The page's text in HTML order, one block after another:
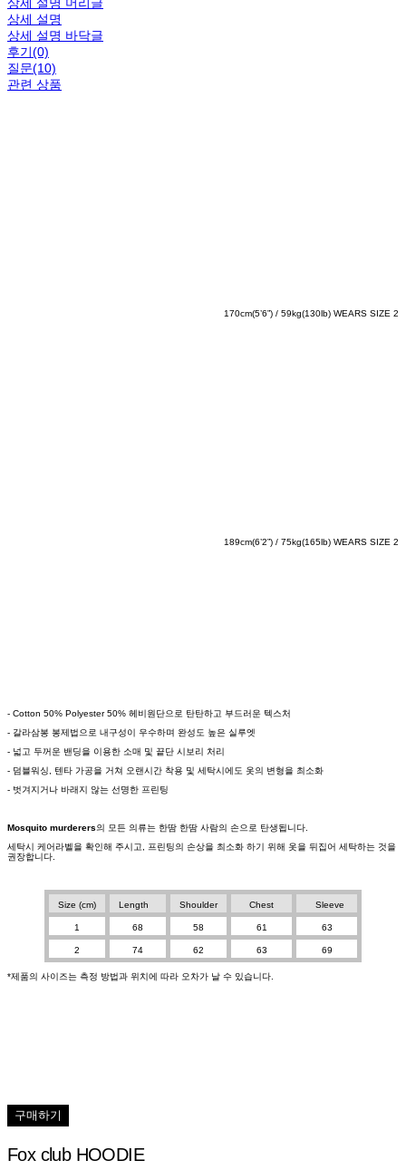
상세 설명
상세 설명 바닥글
후기(0)
질문(10)
관련 상품
170cm(5’6”) / 59kg(130lb) WEARS SIZE 2
189cm(6’2”) / 75kg(165lb) WEARS SIZE 2
- Cotton 50% Polyester 50% 헤비원단으로 탄탄하고 부드러운 텍스처
- 갈라삼봉 봉제법으로 내구성이 우수하며 완성도 높은 실루엣
- 넓고 두꺼운 밴딩을 이용한 소매 및 끝단 시보리 처리
- 덤블워싱, 텐타 가공을 거쳐 오랜시간 착용 및 세탁시에도 옷의 변형을 최소화
- 벗겨지거나 바래지 않는 선명한 프린팅
Mosquito murderers의 모든 의류는 한땀 한땀 사람의 손으로 탄생됩니다.
세탁시 케어라벨을 확인해 주시고, 프린팅의 손상을 최소화 하기 위해 옷을 뒤집어 세탁하는 것을
권장합니다.
Size (cm) Length Shoulder Chest Sleeve
1 68 58 61 63
2 74 62 63 69
*제품의 사이즈는 측정 방법과 위치에 따라 오차가 날 수 있습니다.
구매하기
Fox club HOODIE